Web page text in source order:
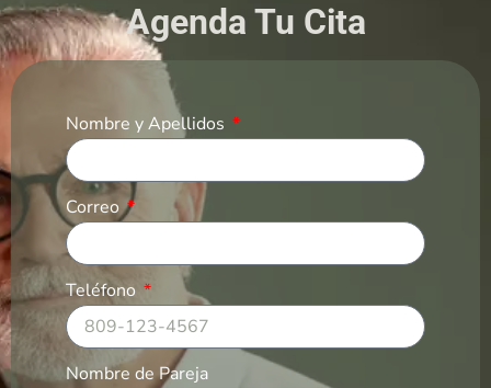
Agenda Tu Cita
Nombre y Apellidos
Correo
Teléfono
Nombre de Pareja